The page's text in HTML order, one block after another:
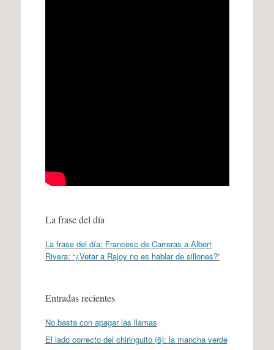
La frase del día
La frase del día: Francesc de Carreras a Albert
Rivera: “¿Vetar a Rajoy no es hablar de sillones?”
Entradas recientes
No basta con apagar las llamas
El lado correcto del chiringuito (6): la mancha verde